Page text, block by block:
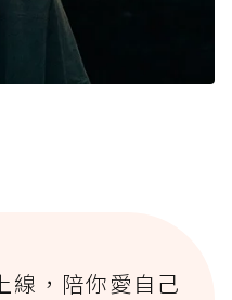
線，陪你愛自己